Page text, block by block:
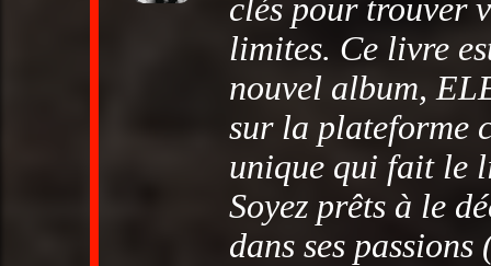
clés pour trouver
limites. Ce livre
nouvel album,
sur la plateforme
unique qui fait le
Soyez prêts à le
dans ses